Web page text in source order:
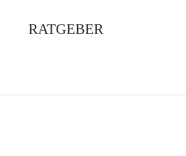
RATGEBER